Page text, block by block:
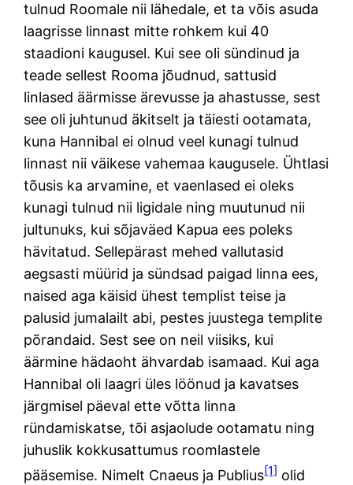
tulnud Roomale nii lähedale, et ta võis asuda
laagrisse linnast mitte rohkem kui 40
staadioni kaugusel. Kui see oli sündinud ja
teade sellest Rooma jõudnud, sattusid
linlased äärmisse ärevusse ja ahastusse, sest
see oli juhtunud äkitselt ja täiesti ootamata,
kuna Hannibal ei olnud veel kunagi tulnud
linnast nii väikese vahemaa kaugusele. Ühtlasi
tõusis ka arvamine, et vaenlased ei oleks
kunagi tulnud nii ligidale ning muutunud nii
jultunuks, kui sõjaväed Kapua ees poleks
hävitatud. Sellepärast mehed vallutasid
aegsasti müürid ja sündsad paigad linna ees,
naised aga käisid ühest templist teise ja
palusid jumalailt abi, pestes juustega templite
põrandaid. Sest see on neil viisiks, kui
äärmine hädaoht ähvardab isamaad. Kui aga
Hannibal oli laagri üles löönud ja kavatses
järgmisel päeval ette võtta linna
ründamiskatse, tõi asjaolude ootamatu ning
juhuslik kokkusattumus roomlastele
pääsemise. Nimelt Cnaeus ja Publius[1] olid